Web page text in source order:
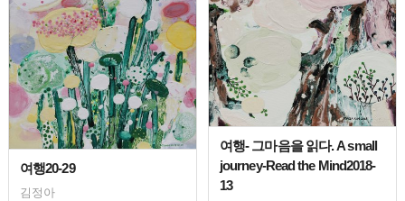
여행- 그마음을 읽다. A small
journey-Read the Mind2018-
13
여행20-29
김정아